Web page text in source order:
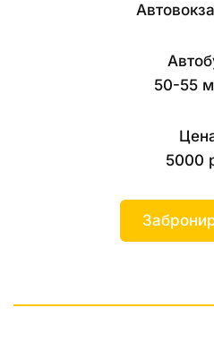
50-55
5000